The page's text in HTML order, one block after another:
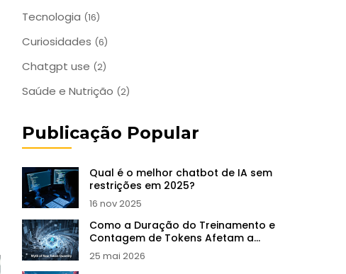
Tecnologia (16)
Curiosidades (6)
Chatgpt use (2)
Saúde e Nutrição (2)
Publicação Popular
Qual é o melhor chatbot de IA sem
restrições em 2025?
16 nov 2025
Como a Duração do Treinamento e
Contagem de Tokens Afetam a
Generalização de LLMs
25 mai 2026